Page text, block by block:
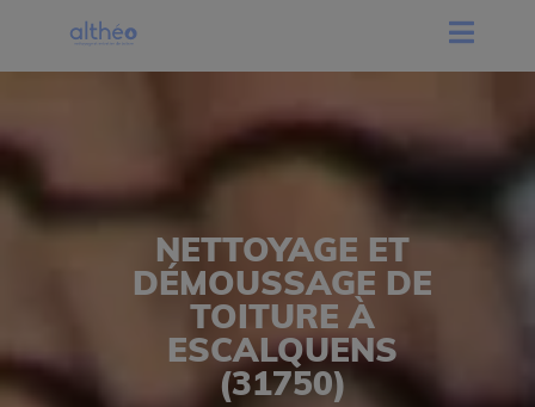
NETTOYAGE ET
DÉMOUSSAGE DE
TOITURE À
ESCALQUENS
(31750)